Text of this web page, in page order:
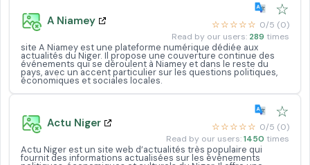
A Niamey
☆
☆☆☆☆☆ 0/5 (0)
Read by our users: 289 times
site A Niamey est une plateforme numérique dédiée aux
actualités du Niger. Il propose une couverture continue des
événements qui se déroulent à Niamey et dans le reste du
pays, avec un accent particulier sur les questions politiques,
économiques et sociales locales.
Actu Niger
☆
☆☆☆☆☆ 0/5 (0)
Read by our users:1450 times
Actu Niger est un site web d’actualités très populaire qui
fournit des informations actualisées sur les événements